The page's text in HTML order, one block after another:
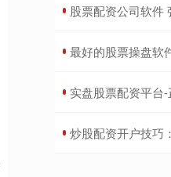
股票配资公司软件 张家
最好的股票操盘软
实盘股票配资平台-
炒股配资开户技巧